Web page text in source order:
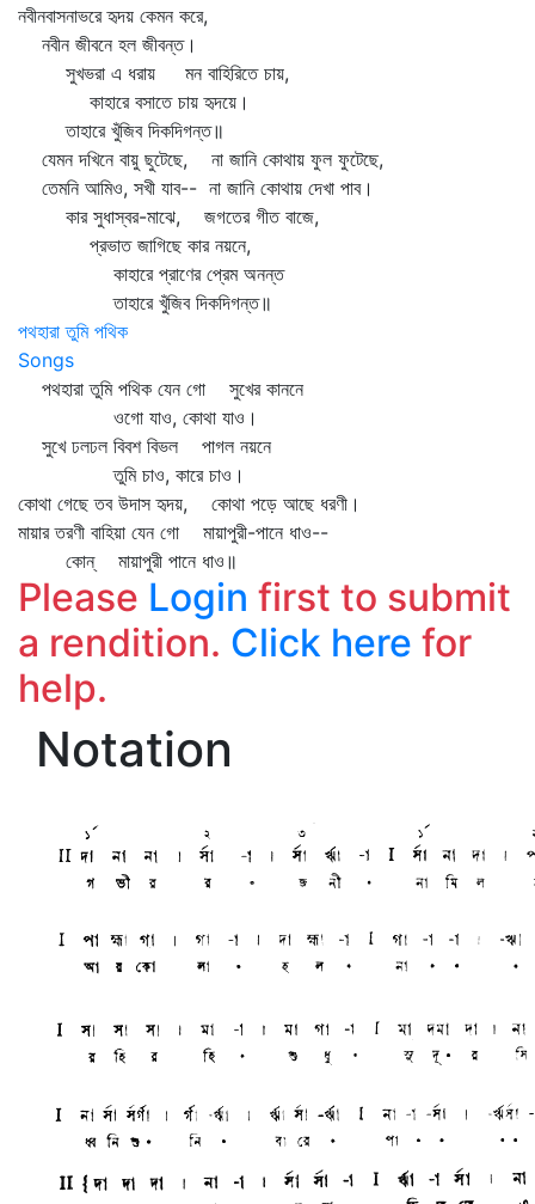
নবীনবাসনাভরে হৃদয় কেমন করে,
নবীন জীবনে হল জীবন্ত।
সুখভরা এ ধরায় মন বাহিরিতে চায়,
কাহারে বসাতে চায় হৃদয়ে।
তাহারে খুঁজিব দিকদিগন্ত॥
যেমন দখিনে বায়ু ছুটেছে, না জানি কোথায় ফুল ফুটেছে,
তেমনি আমিও, সখী যাব-- না জানি কোথায় দেখা পাব।
কার সুধাস্বর-মাঝে, জগতের গীত বাজে,
প্রভাত জাগিছে কার নয়নে,
কাহারে প্রাণের প্রেম অনন্ত
তাহারে খুঁজিব দিকদিগন্ত॥
পথহারা তুমি পথিক
Songs
পথহারা তুমি পথিক যেন গো সুখের কাননে
ওগো যাও, কোথা যাও।
সুখে ঢলঢল বিবশ বিভল পাগল নয়নে
তুমি চাও, কারে চাও।
কোথা গেছে তব উদাস হৃদয়, কোথা পড়ে আছে ধরণী।
মায়ার তরণী বাহিয়া যেন গো মায়াপুরী-পানে ধাও--
কোন্‌ মায়াপুরী পানে ধাও॥
Please Login first to submit
a rendition. Click here for
help.
Notation